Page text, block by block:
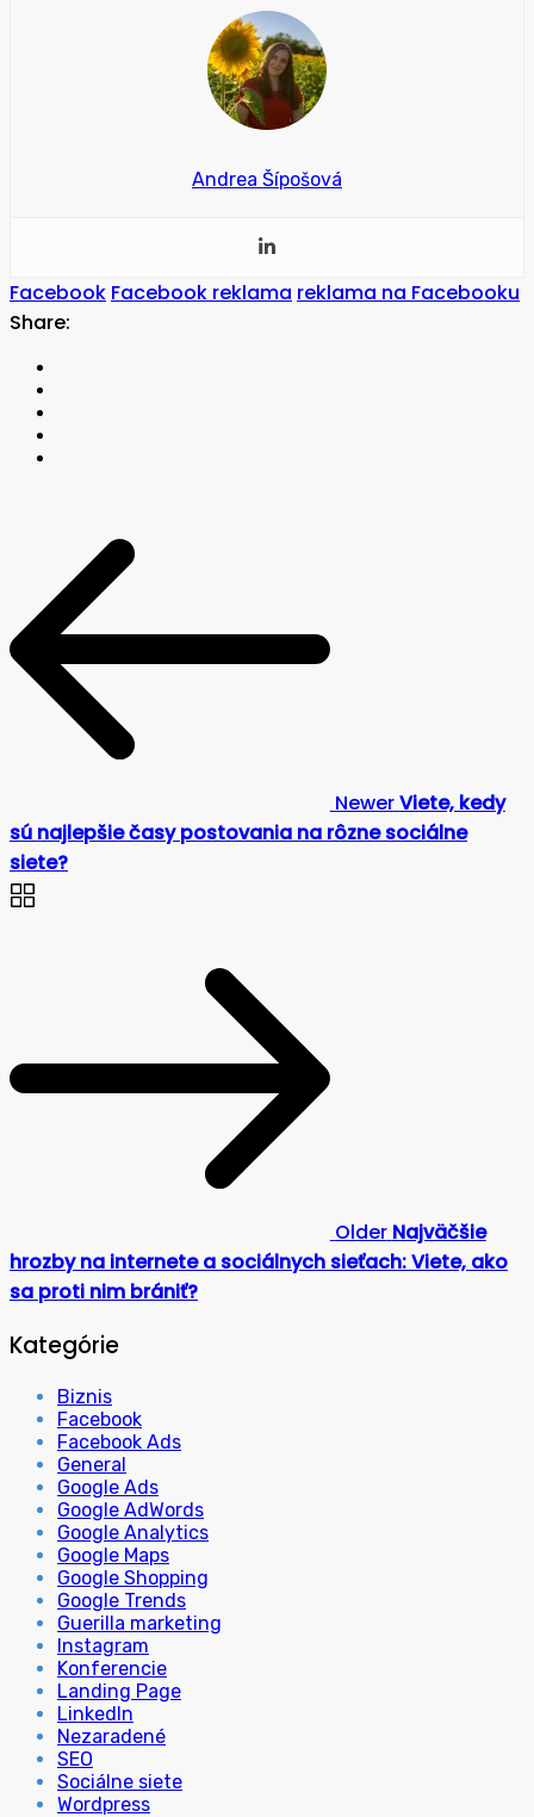
Andrea Šípošová
Facebook Facebook reklama reklama na Facebooku
Share:
NewerViete, kedy
sú najlepšie časy postovania na rôzne sociálne
siete?
Older Najväčšie
hrozby na internete a sociálnych sieťach: Viete, ako
sa proti nim brániť?
Kategórie
Biznis
Facebook
Facebook Ads
General
Google Ads
Google AdWords
Google Analytics
Google Maps
Google Shopping
Google Trends
Guerilla marketing
Instagram
Konferencie
Landing Page
LinkedIn
Nezaradené
SEO
Sociálne siete
Wordpress